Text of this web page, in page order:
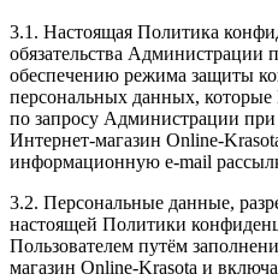
3.1. Настоящая Политика
обязательства Администрации
обеспечению режима защиты
персональных данных, которые
по запросу Администрации при
Интернет-магазин Online-
информационную e-mail
3.2. Персональные данные,
настоящей Политики
Пользователем путём
магазин Online-Krasota и